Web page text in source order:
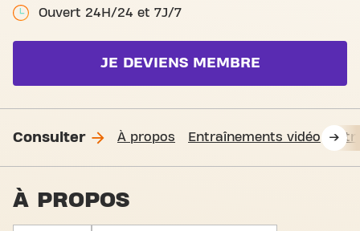
Ouvert 24H/24 et 7J/7
JE DEVIENS MEMBRE
Consulter À propos Entraînements vidéo
À PROPOS